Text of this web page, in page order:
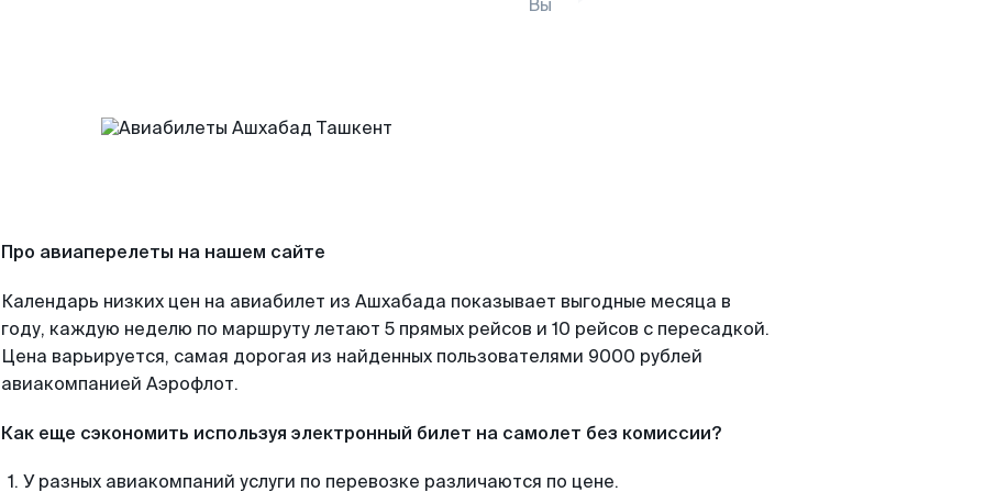
Вы
Про авиаперелеты на нашем сайте
Календарь низких цен на авиабилет из Ашхабада показывает выгодные месяца в
году, каждую неделю по маршруту летают 5 прямых рейсов и 10 рейсов с пересадкой.
Цена варьируется, самая дорогая из найденных пользователями 9000 рублей
авиакомпанией Аэрофлот.
Как еще сэкономить используя электронный билет на самолет без комиссии?
У разных авиакомпаний услуги по перевозке различаются по цене.